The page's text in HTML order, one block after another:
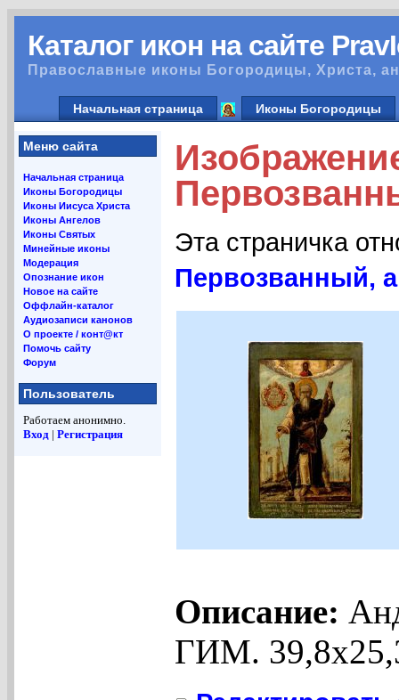
Каталог икон на сайте
Православные иконы Богородицы, Христа,
Начальная страница Иконы Богородицы
Меню сайта
Начальная страница
Иконы Богородицы
Иконы Иисуса Христа
Иконы Ангелов
Иконы Святых
Минейные иконы
Модерация
Опознание икон
Новое на сайте
Оффлайн-каталог
Аудиозаписи канонов
О проекте / конт@кт
Помочь сайту
Форум
Пользователь
Работаем анонимно.
Вход | Регистрация
Эта страничка
Первозванный,
Описание:
ГИМ.